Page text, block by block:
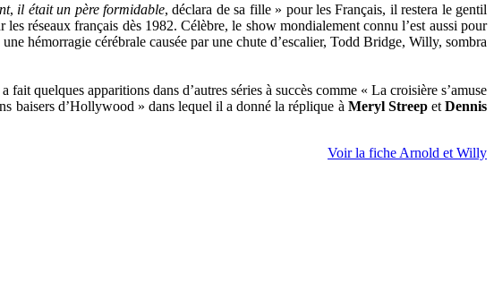
, il était un père formidable, déclara de sa fille » pour les Français, il restera le gentil
réseaux français dès 1982. Célèbre, le show mondialement connu l’est aussi pour
hémorragie cérébrale causée par une chute d’escalier, Todd Bridge, Willy, sombra
quelques apparitions dans d’autres séries à succès comme « La croisière s’amuse
baisers d’Hollywood » dans lequel il a donné la réplique à Meryl StreepetDennis
Voir la fiche Arnold et Willy